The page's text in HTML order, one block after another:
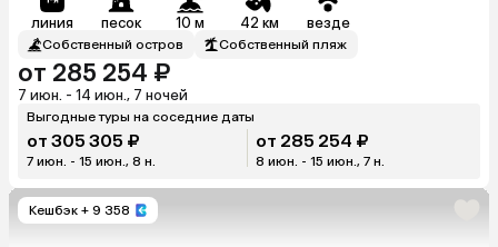
линия песок 10 м 42 км везде
Собственный остров Собственный пляж
от 285 254 ₽
7 июн. - 14 июн., 7 ночей
Выгодные туры на соседние даты
от 305 305 ₽
7 июн. - 15 июн., 8 н.
от 285 254 ₽
8 июн. - 15 июн., 7 н.
Кешбэк + 9 358